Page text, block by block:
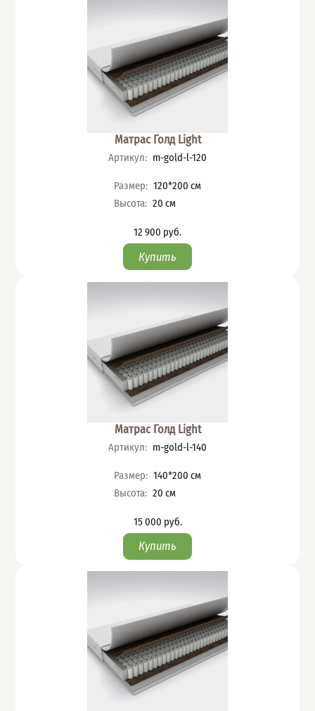
Матрас Голд Light
Артикул: m-gold-l-120
Характеристики
Размер: 120*200 см
Высота: 20 см
Цена
12 900 руб.
Матрас Голд Light
Артикул: m-gold-l-140
Характеристики
Размер: 140*200 см
Высота: 20 см
Цена
15 000 руб.